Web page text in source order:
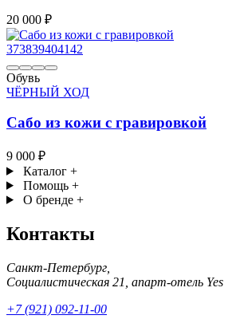
20 000 ₽
373839404142
Обувь
ЧЁРНЫЙ ХОД
Сабо из кожи с гравировкой
9 000 ₽
Каталог +
Помощь +
О бренде +
Контакты
Санкт-Петербург,
Социалистическая 21, апарт-отель Yes
+7 (921) 092-11-00